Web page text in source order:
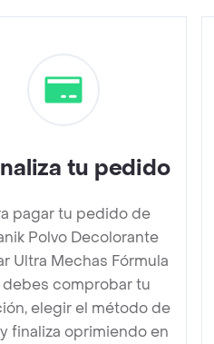
tu pedido
pagar tu pedido de
Polvo Decolorante
Ultra Mechas Fórmula
debes comprobar tu
elegir el método de
finaliza oprimiendo en